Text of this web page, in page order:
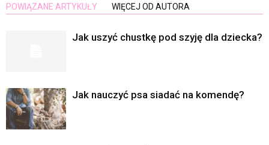
POWIĄZANE ARTYKUŁY WIĘCEJ OD AUTORA
Jak uszyć chustkę pod szyję dla dziecka?
Jak nauczyć psa siadać na komendę?